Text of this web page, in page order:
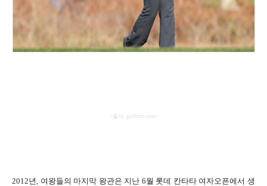
출처 : golfzon.com>
2012년 여왕들의 마지막 왕관은 지난 6월 롯데 칸타타 여자오픈에서 생